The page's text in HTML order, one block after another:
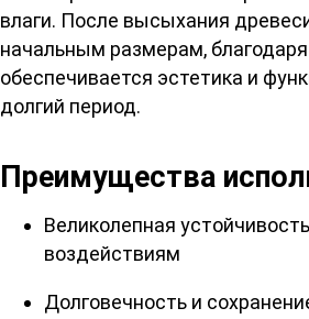
влаги. После высыхания
начальным размерам, благодаря
обеспечивается эстетика и
долгий период.
Преимущества
Великолепная
воздействиям
Долговечность и